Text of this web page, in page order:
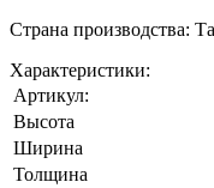
Страна производства:
Характеристики:
Артикул:
Высота
Ширина
Толщина